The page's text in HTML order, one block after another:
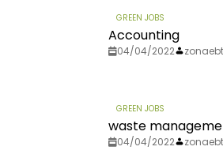
GREEN JOBS
Accounting
04/04/2022 zonaebt
GREEN JOBS
waste
04/04/2022 zonaebt